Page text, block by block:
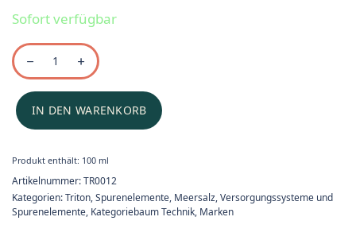
Sofort verfügbar
IN DEN WARENKORB
Produkt enthält: 100 ml
Artikelnummer:TR0012
Kategorien:Triton,Spurenelemente, Meersalz, Versorgungssysteme und
Spurenelemente, Kategoriebaum Technik, Marken